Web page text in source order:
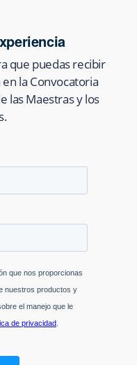
que puedas recibir
en la Convocatoria
las Maestras y los
.